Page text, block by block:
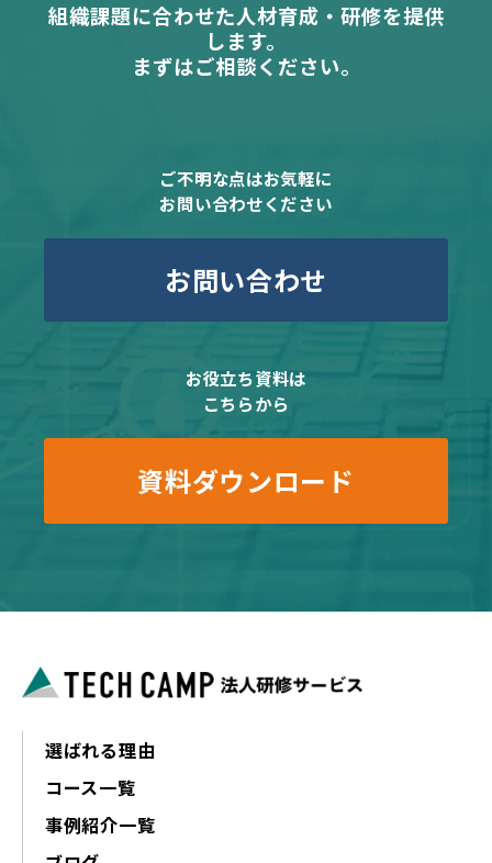
組織課題に合わせた人材育成・研修を提供
します。
まずはご相談ください。
ご不明な点はお気軽に
お問い合わせください
お問い合わせ
お役立ち資料は
こちらから
資料ダウンロード
選ばれる理由
コース一覧
事例紹介一覧